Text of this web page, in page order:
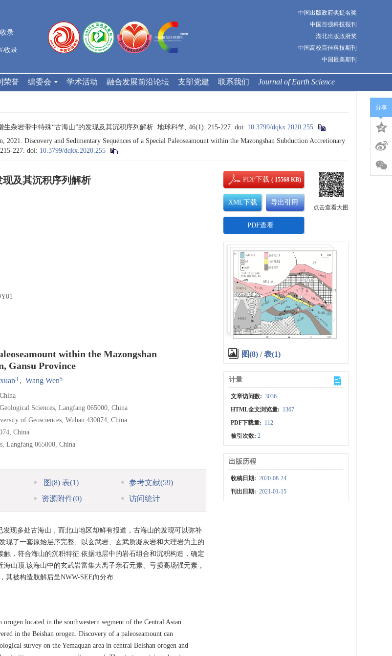
录
收录
中国出版政府奖提名奖
中国百强科技报刊
湖北出版政府奖
中国高校百佳科技期刊
中国最美期刊
荣誉 编委会 学术活动 融合发展前沿论坛 支部党建 联系我们 Journal of Earth Science
杂岩带中特殊“古海山”的发现及其沉积序列解析. 地球科学, 46(1): 215-227. doi: 10.3799/dqkx.2020.255
2021. Discovery and Sedimentary Sequences of a Special Paleoseamount within the Mazongshan Subduction Accretionary
227. doi: 10.3799/dqkx.2020.255
及其沉积序列解析
within the Mazongshan
Gansu Province
3 , Wang Wen5
Sciences, Langfang 065000, China
of Geosciences, Wuhan 430074, China
China
Langfang 065000, China
图(8) 表(1) 参考文献(59)
资源附件(0) 访问统计
现多处古海山，而北山地区却鲜有报道，古海山的发现可以弥补
了一套原始层序完整、以玄武岩、玄武质凝灰岩和大理岩为主的
，符合海山的沉积特征.依据地层中的岩石组合和沉积构造，确定
山顶.该海山中的玄武岩富集大离子亲石元素、亏损高场强元素，
其被构造肢解后呈NWW-SEE向分布.
located in the southwestern segment of the Central Asian
in the Beishan orogen. Discovery of a paleoseamount can
survey on the Yemaquan area in central Beishan orogen and
PDF下载( 15568 KB)
XML下载 导出引用
PDF查看
点击查看大图
图(8) /表(1)
计量
文章访问数: 3036
HTML全文浏览量: 1367
PDF下载量: 112
被引次数:2
出版历程
收稿日期: 2020-08-24
刊出日期: 2021-01-15
分享